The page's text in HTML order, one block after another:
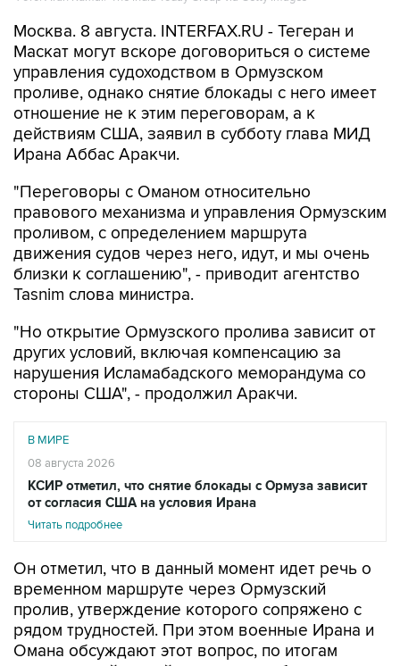
Москва. 8 августа. INTERFAX.RU - Тегеран и
Маскат могут вскоре договориться о системе
управления судоходством в Ормузском
проливе, однако снятие блокады с него имеет
отношение не к этим переговорам, а к
действиям США, заявил в субботу глава МИД
Ирана Аббас Аракчи.
"Переговоры с Оманом относительно
правового механизма и управления Ормузским
проливом, с определением маршрута
движения судов через него, идут, и мы очень
близки к соглашению", - приводит агентство
Tasnim слова министра.
"Но открытие Ормузского пролива зависит от
других условий, включая компенсацию за
нарушения Исламабадского меморандума со
стороны США", - продолжил Аракчи.
В МИРЕ
08 августа 2026
КСИР отметил, что снятие блокады с Ормуза зависит
от согласия США на условия Ирана
Читать подробнее
Он отметил, что в данный момент идет речь о
временном маршруте через Ормузский
пролив, утверждение которого сопряжено с
рядом трудностей. При этом военные Ирана и
Омана обсуждают этот вопрос, по итогам